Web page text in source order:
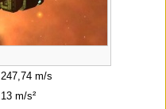
247,74 m/s
13 m/s²